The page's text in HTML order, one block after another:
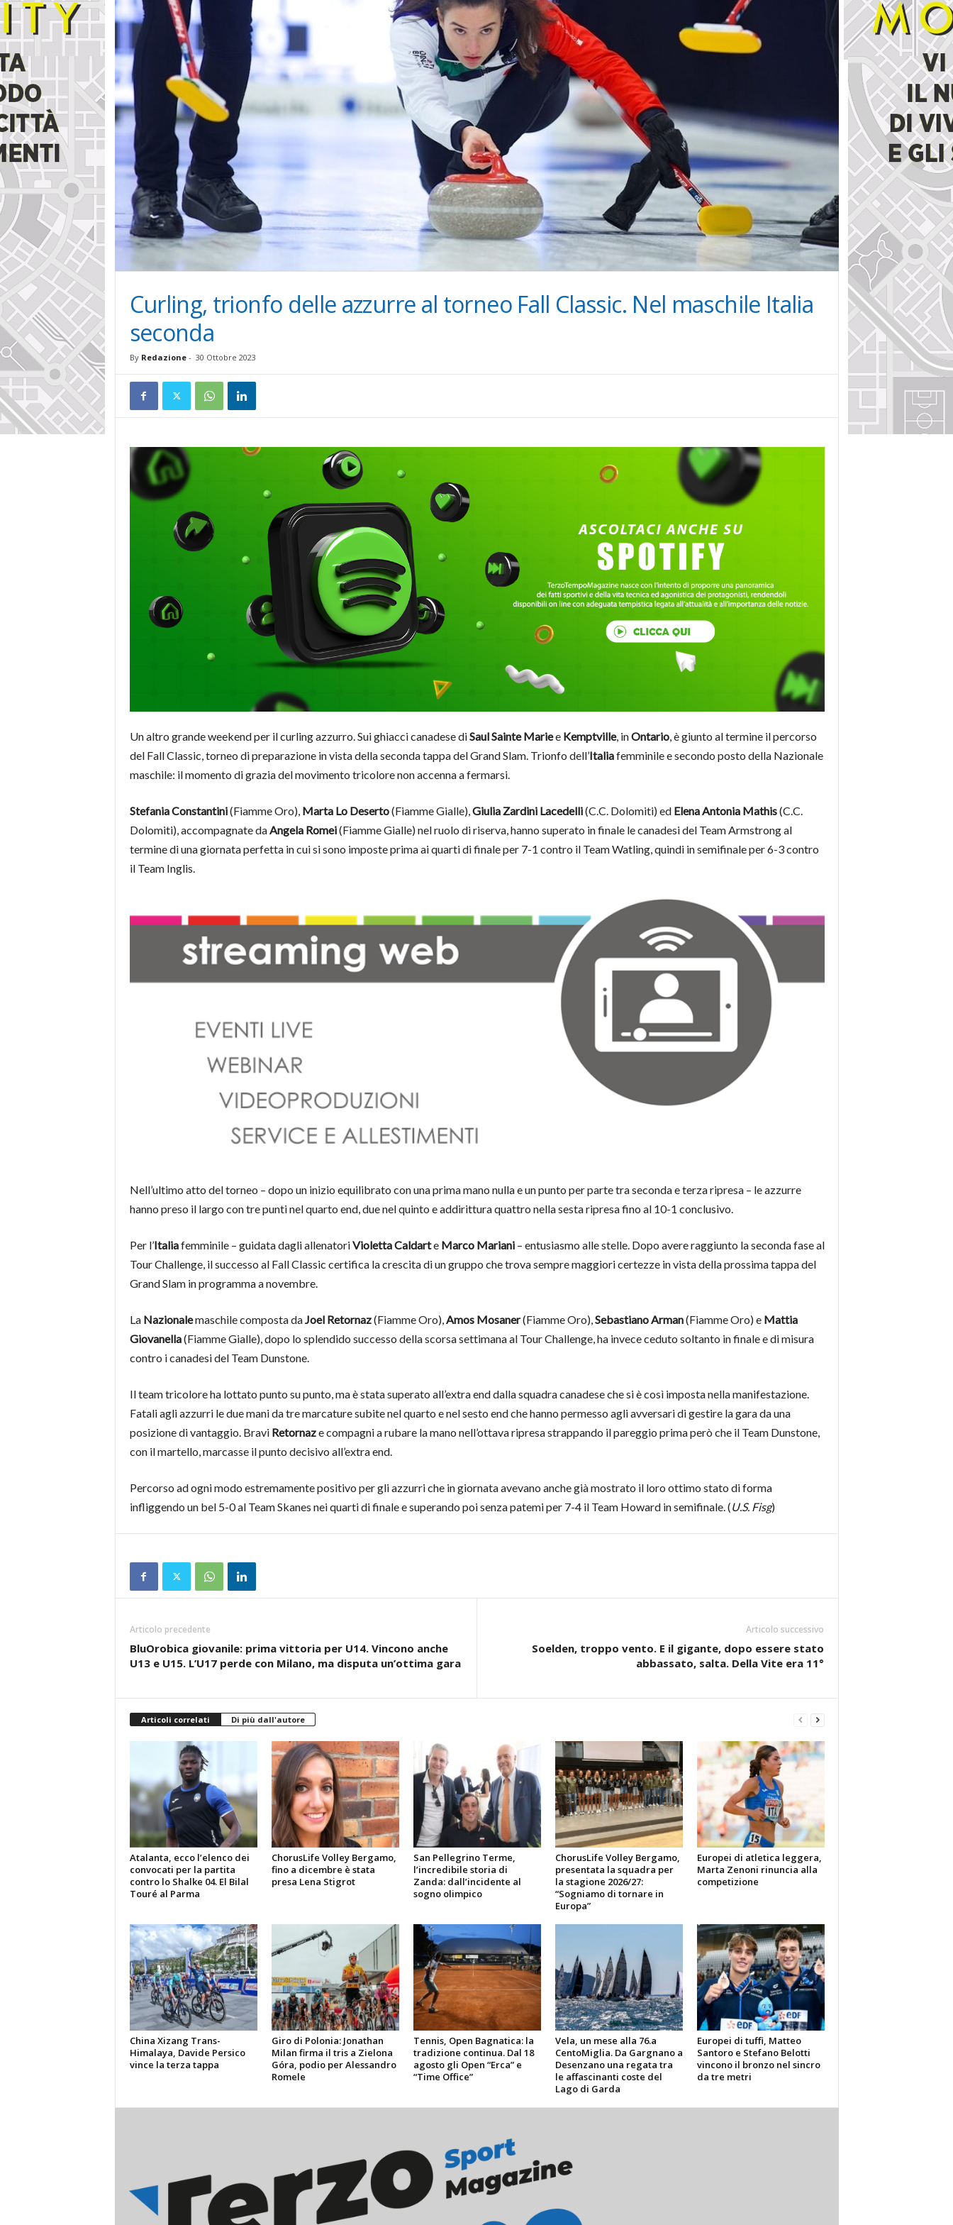
n
Curling, trionfo delle azzurre al torneo Fall Classic. Nel maschile Italia
seconda
By Redazione- 30 Ottobre 2023
Un altro grande weekend per il curling azzurro. Sui ghiacci canadese diSaul Sainte Mariee Kemptville, inOntario, è giunto al termine il percorso
del Fall Classic, torneo di preparazione in vista della seconda tappa del Grand Slam. Trionfo dell’Italiafemminile e secondo posto della Nazionale
maschile: il momento di grazia del movimento tricolore non accenna a fermarsi.
Stefania Constantini(Fiamme Oro), Marta Lo Deserto(Fiamme Gialle),Giulia Zardini Lacedelli(C.C. Dolomiti) ed Elena Antonia Mathis(C.C.
Dolomiti), accompagnate daAngela Romei(Fiamme Gialle) nel ruolo di riserva, hanno superato in finale le canadesi del Team Armstrong al
termine di una giornata perfetta in cui si sono imposte prima ai quarti di finale per 7-1 contro il Team Watling, quindi in semifinale per 6-3 contro
il Team Inglis.
Nell’ultimo atto del torneo – dopo un inizio equilibrato con una prima mano nulla e un punto per parte tra seconda e terza ripresa – le azzurre
hanno preso il largo con tre punti nel quarto end, due nel quinto e addirittura quattro nella sesta ripresa fino al 10-1 conclusivo.
Per l’Italiafemminile – guidata dagli allenatoriVioletta Caldarte Marco Mariani– entusiasmo alle stelle. Dopo avere raggiunto la seconda fase al
Tour Challenge, il successo al Fall Classic certifica la crescita di un gruppo che trova sempre maggiori certezze in vista della prossima tappa del
Grand Slam in programma a novembre.
La Nazionalemaschile composta daJoel Retornaz(Fiamme Oro),Amos Mosaner(Fiamme Oro),Sebastiano Arman(Fiamme Oro) e Mattia
Giovanella(Fiamme Gialle), dopo lo splendido successo della scorsa settimana al Tour Challenge, ha invece ceduto soltanto in finale e di misura
contro i canadesi del Team Dunstone.
Il team tricolore ha lottato punto su punto, ma è stata superato all’extra end dalla squadra canadese che si è così imposta nella manifestazione.
Fatali agli azzurri le due mani da tre marcature subite nel quarto e nel sesto end che hanno permesso agli avversari di gestire la gara da una
posizione di vantaggio. Bravi Retornaze compagni a rubare la mano nell’ottava ripresa strappando il pareggio prima però che il Team Dunstone,
con il martello, marcasse il punto decisivo all’extra end.
Percorso ad ogni modo estremamente positivo per gli azzurri che in giornata avevano anche già mostrato il loro ottimo stato di forma
infliggendo un bel 5-0 al Team Skanes nei quarti di finale e superando poi senza patemi per 7-4 il Team Howard in semifinale. (U.S. Fisg)
Articolo precedente
BluOrobica giovanile: prima vittoria per U14. Vincono anche
U13 e U15. L’U17 perde con Milano, ma disputa un’ottima gara
Articolo successivo
Soelden, troppo vento. E il gigante, dopo essere stato
abbassato, salta. Della Vite era 11°
Articoli correlati Di più dall'autore
Atalanta, ecco l’elenco dei
convocati per la partita
contro lo Shalke 04. El Bilal
Touré al Parma
ChorusLife Volley Bergamo,
fino a dicembre è stata
presa Lena Stigrot
San Pellegrino Terme,
l’incredibile storia di
Zanda: dall’incidente al
sogno olimpico
ChorusLife Volley Bergamo,
presentata la squadra per
la stagione 2026/27:
“Sogniamo di tornare in
Europa”
Europei di atletica leggera,
Marta Zenoni rinuncia alla
competizione
China Xizang Trans-
Himalaya, Davide Persico
vince la terza tappa
Giro di Polonia: Jonathan
Milan firma il tris a Zielona
Góra, podio per Alessandro
Romele
Tennis, Open Bagnatica: la
tradizione continua. Dal 18
agosto gli Open “Erca” e
“Time Office”
Vela, un mese alla 76.a
CentoMiglia. Da Gargnano a
Desenzano una regata tra
le affascinanti coste del
Lago di Garda
Europei di tuffi, Matteo
Santoro e Stefano Belotti
vincono il bronzo nel sincro
da tre metri